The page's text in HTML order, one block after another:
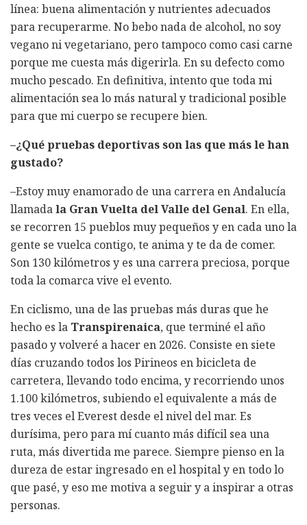
línea: buena alimentación y nutrientes adecuados
para recuperarme. No bebo nada de alcohol, no soy
vegano ni vegetariano, pero tampoco como casi carne
porque me cuesta más digerirla. En su defecto como
mucho pescado. En definitiva, intento que toda mi
alimentación sea lo más natural y tradicional posible
para que mi cuerpo se recupere bien.
–¿Qué pruebas deportivas son las que más le han
gustado?
–Estoy muy enamorado de una carrera en Andalucía
llamadala Gran Vuelta del Valle del Genal. En ella,
se recorren 15 pueblos muy pequeños y en cada uno la
gente se vuelca contigo, te anima y te da de comer.
Son 130 kilómetros y es una carrera preciosa, porque
toda la comarca vive el evento.
En ciclismo, una de las pruebas más duras que he
hecho es la Transpirenaica, que terminé el año
pasado y volveré a hacer en 2026. Consiste en siete
días cruzando todos los Pirineos en bicicleta de
carretera, llevando todo encima, y recorriendo unos
1.100 kilómetros, subiendo el equivalente a más de
tres veces el Everest desde el nivel del mar. Es
durísima, pero para mí cuanto más difícil sea una
ruta, más divertida me parece. Siempre pienso en la
dureza de estar ingresado en el hospital y en todo lo
que pasé, y eso me motiva a seguir y a inspirar a otras
personas.